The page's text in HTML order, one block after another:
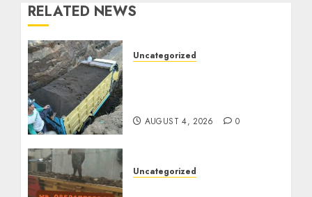
RELATED NEWS
Uncategorized
AUGUST 4, 2026 0
Uncategorized